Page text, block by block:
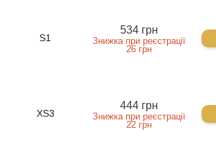
S1
534 грн
Знижка при реєстрації
26 грн
XS3
444 грн
Знижка при реєстрації
22 грн